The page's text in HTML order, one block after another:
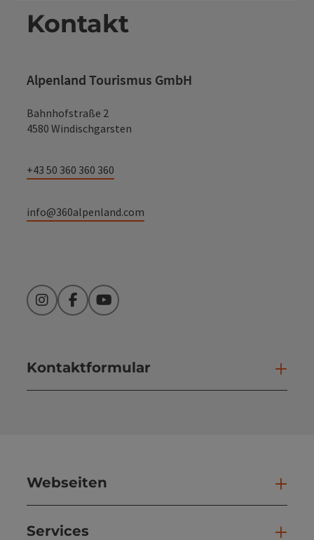
Kontakt
Alpenland Tourismus GmbH
Bahnhofstraße 2
4580 Windischgarsten
+43 50 360 360 360
info@360alpenland.com
InstagramFacebookYouTube
Kontaktformular
Webseiten
Services